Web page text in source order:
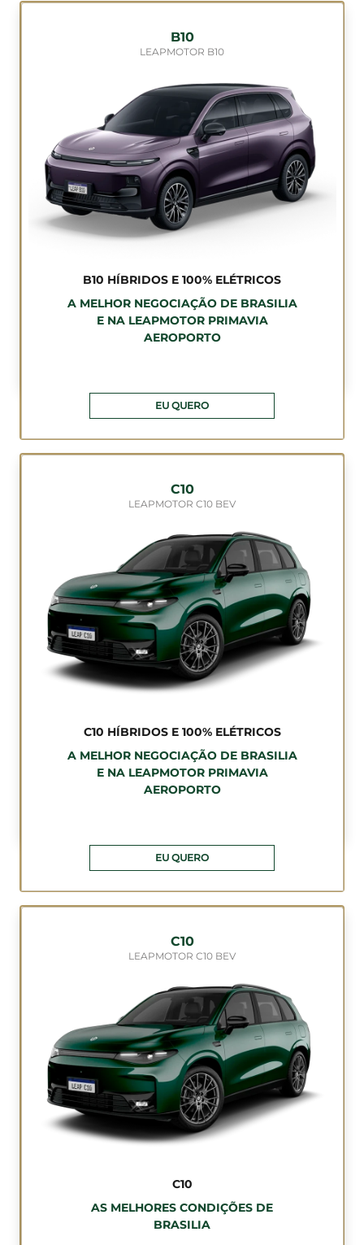
B10
LEAPMOTOR B10
B10 HÍBRIDOS E 100% ELÉTRICOS
A MELHOR NEGOCIAÇÃO DE BRASILIA
E NA LEAPMOTOR PRIMAVIA
AEROPORTO
EU QUERO
C10
LEAPMOTOR C10 BEV
C10 HÍBRIDOS E 100% ELÉTRICOS
A MELHOR NEGOCIAÇÃO DE BRASILIA
E NA LEAPMOTOR PRIMAVIA
AEROPORTO
EU QUERO
C10
LEAPMOTOR C10 BEV
C10
AS MELHORES CONDIÇÕES DE
BRASILIA